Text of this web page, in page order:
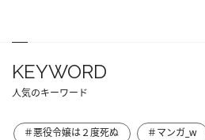
KEYWORD
人気のキーワード
＃悪役令嬢は２度死ぬ ＃マンガ_w